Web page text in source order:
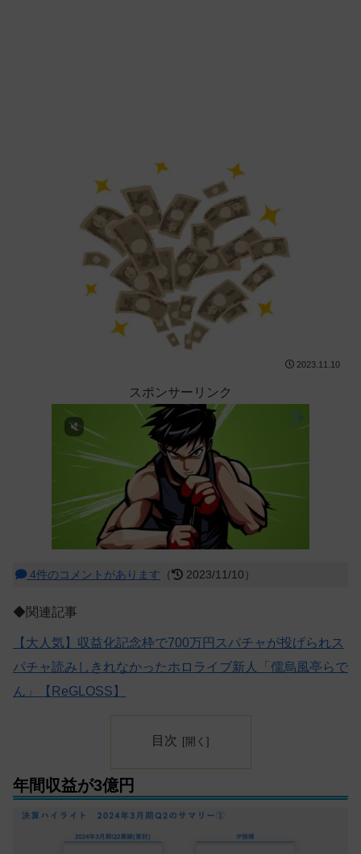
2023.11.10
スポンサーリンク
4件のコメントがあります （ 2023/11/10）
◆関連記事
【大人気】収益化記念枠で700万円スパチャが投げられス
パチャ読みしきれなかったホロライブ新人「儒烏風亭らで
ん」【ReGLOSS】
目次
年間収益が3億円